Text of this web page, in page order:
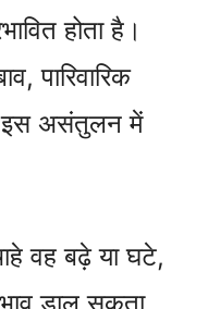
होता है।
पारिवारिक
इस असंतुलन में
वह बढ़े या घटे,
डाल सकता